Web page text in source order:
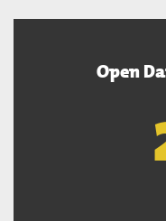
Open